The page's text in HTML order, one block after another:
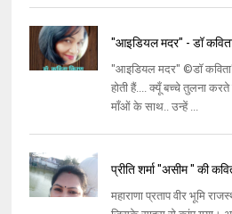
"आइडियल मदर" - डॉ
"आइडियल मदर" ©डॉ
होती हैं.... क्यूँ बच्चे तुलना
माँओं के साथ.. उन्हें ...
प्रीति शर्मा "असीम " की
महाराणा प्रताप वीर भूमि